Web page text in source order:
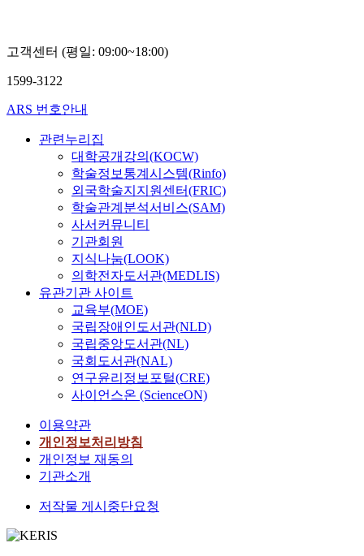
현,
고객센터 (평일: 09:00~18:00)
1599-3122
ARS 번호안내
관련누리집
대학공개강의(KOCW)
학술정보통계시스템(Rinfo)
외국학술지지원센터(FRIC)
학술관계분석서비스(SAM)
사서커뮤니티
기관회원
지식나눔(LOOK)
의학전자도서관(MEDLIS)
유관기관 사이트
교육부(MOE)
국립장애인도서관(NLD)
국립중앙도서관(NL)
국회도서관(NAL)
연구윤리정보포털(CRE)
사이언스온 (ScienceON)
이용약관
개인정보처리방침
개인정보 재동의
기관소개
저작물 게시중단요청